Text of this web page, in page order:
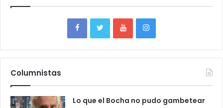
Columnistas
Lo que el Bocha no pudo gambetear